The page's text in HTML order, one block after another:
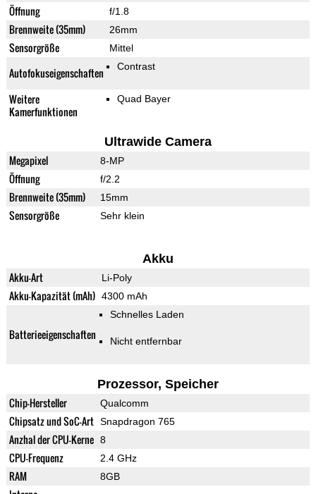
Öffnung f/1.8
Brennweite (35mm) 26mm
Sensorgröße Mittel
Autofokuseigenschaften Contrast
Weitere
Kamerfunktionen
Quad Bayer
Ultrawide Camera
Megapixel 8-MP
Öffnung f/2.2
Brennweite (35mm) 15mm
Sensorgröße Sehr klein
Akku
Akku-Art Li-Poly
Akku-Kapazität (mAh) 4300 mAh
Batterieeigenschaften
Schnelles Laden
Nicht entfernbar
Prozessor, Speicher
Chip-Hersteller Qualcomm
Chipsatz und SoC-Art Snapdragon 765
Anzhal der CPU-Kerne 8
CPU-Frequenz 2.4 GHz
RAM 8GB